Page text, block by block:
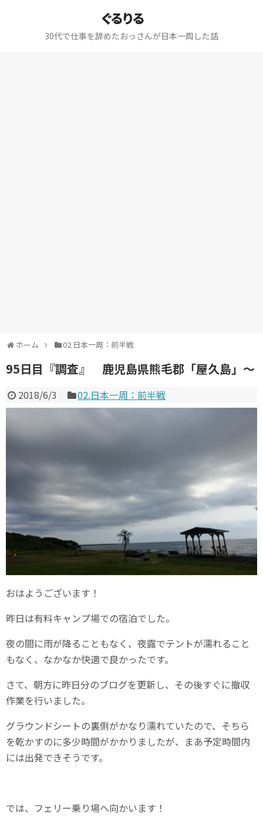
ぐるりる
30代で仕事を辞めたおっさんが日本一周した話
ホーム 02.日本一周：前半戦
95日目『調査』 鹿児島県熊毛郡「屋久島」～
2018/6/3 02.日本一周：前半戦
おはようございます！
昨日は有料キャンプ場での宿泊でした。
夜の間に雨が降ることもなく、夜露でテントが濡れること
もなく、なかなか快適で良かったです。
さて、朝方に昨日分のブログを更新し、その後すぐに撤収
作業を行いました。
グラウンドシートの裏側がかなり濡れていたので、そちら
を乾かすのに多少時間がかかりましたが、まあ予定時間内
には出発できそうです。
では、フェリー乗り場へ向かいます！